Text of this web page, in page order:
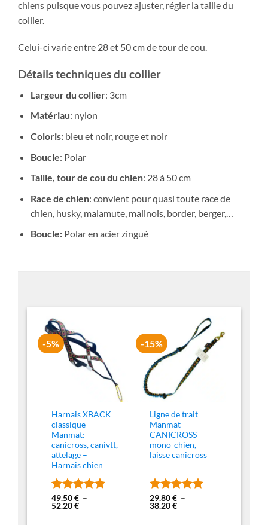
chiens puisque vous pouvez ajuster, régler la taille du
collier.
Celui-ci varie entre 28 et 50 cm de tour de cou.
Détails techniques du collier
Largeur du collier: 3cm
Matériau: nylon
Coloris:bleu et noir, rouge et noir
Boucle: Polar
Taille, tour de cou du chien: 28 à 50 cm
Race de chien: convient pour quasi toute race de
chien, husky, malamute, malinois, border, berger,…
Boucle:Polar en acier zingué
-5%
Harnais XBACK
classique
Manmat:
canicross, canivtt,
attelage –
Harnais chien
Note4.94
sur 5
49.50€ –
52.20€Plage
-15%
Ligne de trait
Manmat
CANICROSS
mono-chien,
laisse canicross
Note4.95
sur 5
29.80€ –
38.20€Plage